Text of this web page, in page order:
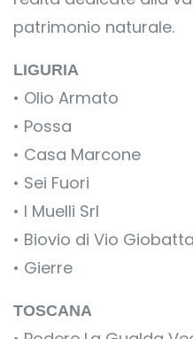
patrimonio naturale.
LIGURIA
• Olio Armato
• Possa
• Casa Marcone
• Sei Fuori
• I Muelli Srl
• Biovio di Vio Giobatta
• Gierre
TOSCANA